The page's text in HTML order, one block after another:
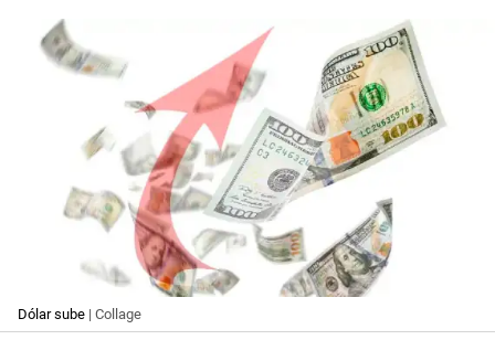
Dólar sube | Collage